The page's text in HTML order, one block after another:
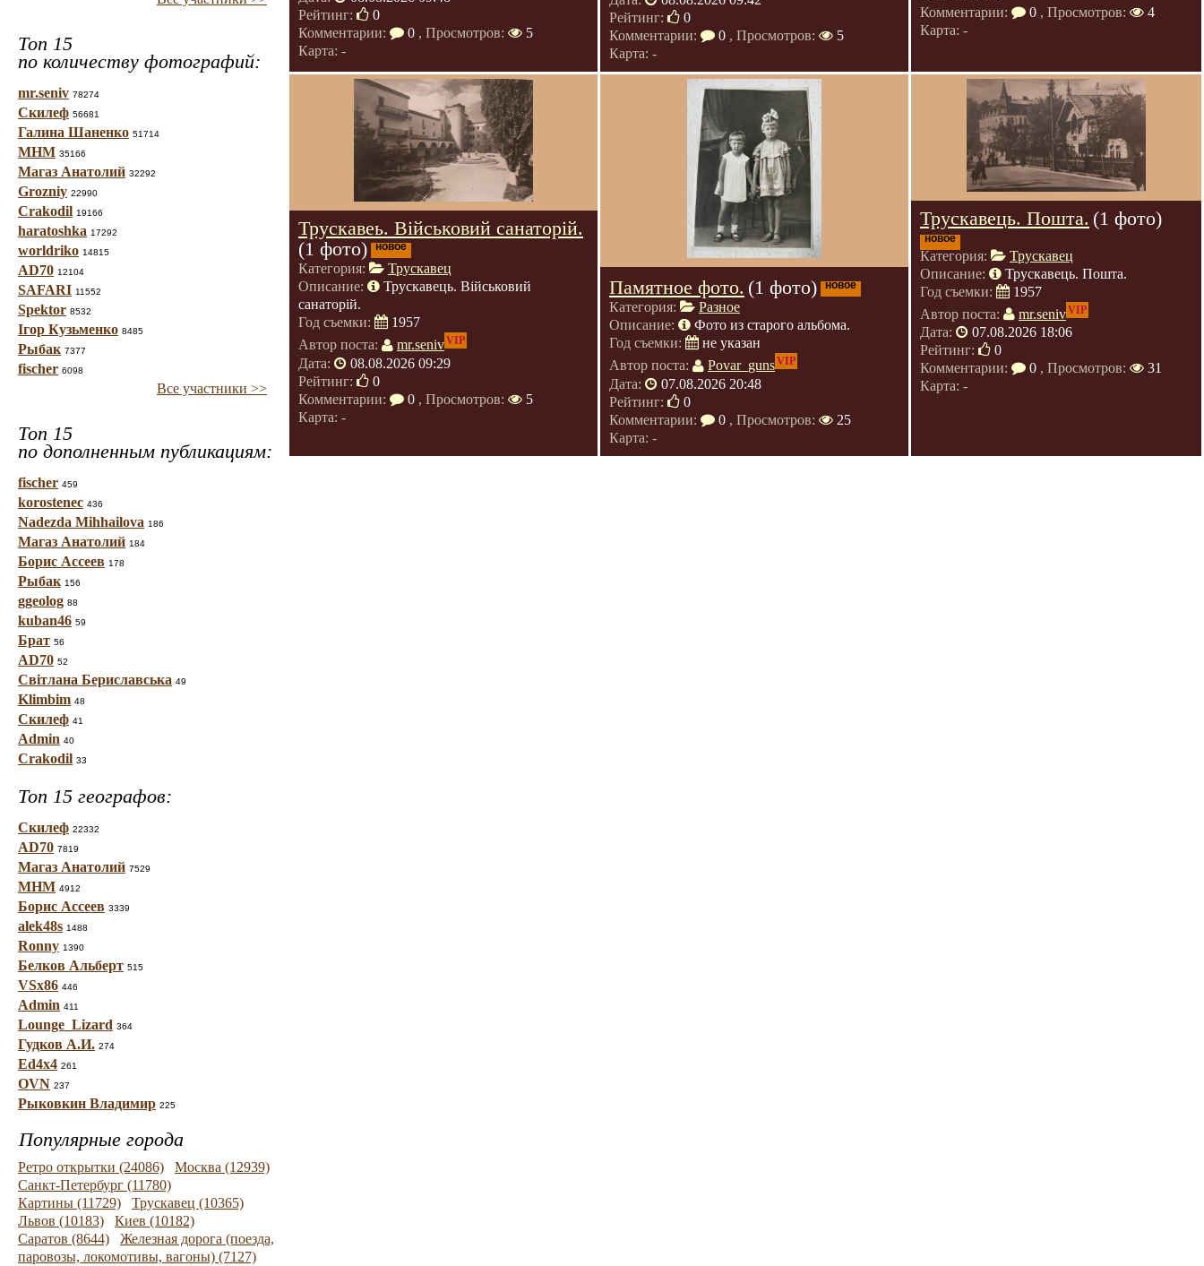
Топ 15
по количеству фотографий:
mr.seniv 78274
Скилеф 56681
Галина Шаненко 51714
МНМ 35166
Магаз Анатолий 32292
Grozniy 22990
Crakodil 19166
haratoshka 17292
worldriko 14815
AD70 12104
SAFARI 11552
Spektor 8532
Ігор Кузьменко 8485
Рыбак 7377
fischer 6098
Все участники >>
Топ 15
по дополненным публикациям:
fischer 459
korostenec 436
Nadezda Mihhailova 186
Магаз Анатолий 184
Борис Ассеев 178
Рыбак 156
ggeolog 88
kuban46 59
Брат 56
AD70 52
Світлана Бериславська 49
Klimbim 48
Скилеф 41
Admin 40
Crakodil 33
Топ 15 географов:
Скилеф 22332
AD70 7819
Магаз Анатолий 7529
МНМ 4912
Борис Ассеев 3339
alek48s 1488
Ronny 1390
Белков Альберт 515
VSx86 446
Admin 411
Lounge_Lizard 364
Гудков А.И. 274
Ed4x4 261
OVN 237
Рыковкин Владимир 225
Популярные города
Ретро открытки (24086)
Москва (12939)
Санкт-Петербург (11780)
Картины (11729)
Трускавец (10365)
Львов (10183)
Киев (10182)
Саратов (8644)
Железная дорога (поезда,
паровозы, локомотивы, вагоны) (7127)
Рейтинг:
0
Комментарии:
0 , Просмотров:
5
Карта: -
Рейтинг:
0
Комментарии:
0 , Просмотров:
5
Карта: -
Комментарии:
0 , Просмотров:
4
Карта: -
Трускавеь. Військовий санаторій.
(1 фото)
новое
Категория:
Трускавец
Описание:
Трускавець. Військовий
санаторій.
Год съемки:
1957
Автор поста:
mr.senivVIP
Дата:
08.08.2026 09:29
Рейтинг:
0
Комментарии:
0 , Просмотров:
5
Карта: -
Памятное фото. (1 фото) новое
Категория:
Разное
Описание:
Фото из старого альбома.
Год съемки:
не указан
Автор поста:
Povar_gunsVIP
Дата:
07.08.2026 20:48
Рейтинг:
0
Комментарии:
0 , Просмотров:
25
Карта: -
Трускавець. Пошта. (1 фото)
новое
Категория:
Трускавец
Описание:
Трускавець. Пошта.
Год съемки:
1957
Автор поста:
mr.senivVIP
Дата:
07.08.2026 18:06
Рейтинг:
0
Комментарии:
0 , Просмотров:
31
Карта: -